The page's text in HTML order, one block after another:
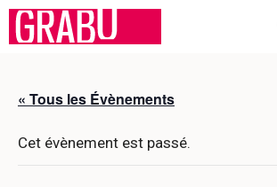
Aller
« Tous les Évènements
Cet évènement est passé.